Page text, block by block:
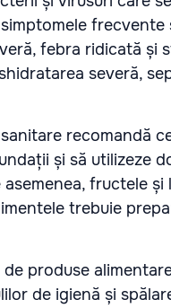
frecvente
febra ridicată și
severă,
recomandă
și să utilizeze
fructele și
trebuie
produse
de igienă și